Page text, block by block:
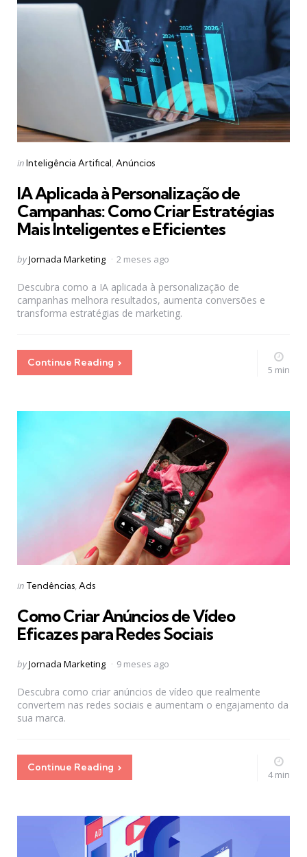
Categories
Posted
inInteligência Artifical Anúncios
IA Aplicada à Personalização de
Campanhas: Como Criar Estratégias
Mais Inteligentes e Eficientes
Posted
byJornada Marketing 2 meses ago
Descubra como a IA aplicada à personalização de
campanhas melhora resultados, aumenta conversões e
transforma estratégias de marketing.
Continue Reading
5 min
Categories
Posted
in Tendências Ads
Como Criar Anúncios de Vídeo
Eficazes para Redes Sociais
Posted
byJornada Marketing 9 meses ago
Descubra como criar anúncios de vídeo que realmente
convertem nas redes sociais e aumentam o engajamento da
sua marca.
Continue Reading
4 min